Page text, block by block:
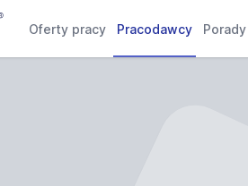
Oferty pracy Pracodawcy Porady